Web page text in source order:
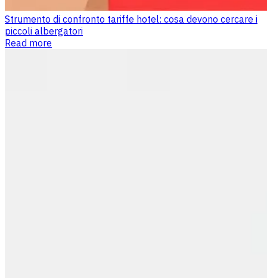
Strumento di confronto tariffe hotel: cosa devono cercare i
piccoli albergatori
Read more